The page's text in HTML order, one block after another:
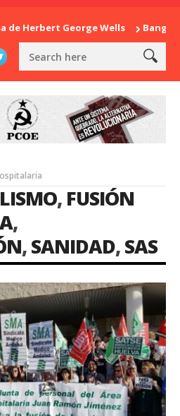
de Herbert George Wells
, FUSIÓN
,
,SANIDAD,SAS